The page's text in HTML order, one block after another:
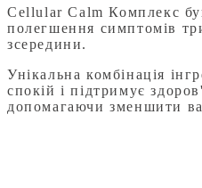
Cellular Calm Комплекс
полегшення симптомів
зсередини.
Унікальна комбінація
спокій і підтримує
допомагаючи зменшити